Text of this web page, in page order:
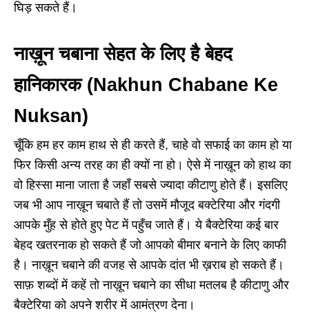
घिड़ सकते हैं।
नाख़ून चबाना सेहत के लिए है बेहद
हानिकारक (Nakhun Chabane Ke
Nuksan)
चूँकि हम हर काम हाथ से ही करते हैं, चाहे वो सफाई का काम हो या
फिर किसी अन्य तरह का ही क्यों ना हो। ऐसे में नाख़ून को हाथ का
वो हिस्सा माना जाता है जहाँ सबसे ज्यादा कीटाणु होते हैं। इसलिए
जब भी आप नाख़ून चबाते हैं तो उसमें मौजूद बक्टेरिया और गंदगी
आपके मुँह से होते हुए पेट में पहुँच जाते हैं। ये बैक्टेरिया कई बार
बेहद खतरनाक हो सकते हैं जो आपको बीमार बनाने के लिए काफी
है। नाख़ून चबाने की वजह से आपके दांत भी ख़राब हो सकते हैं।
साफ़ शब्दों में कहें तो नाख़ून चबाने का सीधा मतलब है कीटाणु और
बैक्टेरिया को अपने शरीर में आमंत्रण देना।